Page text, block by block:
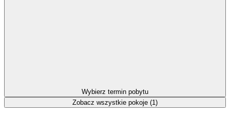
Wybierz termin pobytu
Zobacz wszystkie pokoje (1)